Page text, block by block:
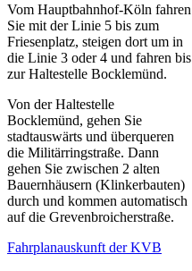
Vom Hauptbahnhof-Köln fahren
Sie mit der Linie 5 bis zum
Friesenplatz, steigen dort um in
die Linie 3 oder 4 und fahren bis
zur Haltestelle Bocklemünd.
Von der Haltestelle
Bocklemünd, gehen Sie
stadtauswärts und überqueren
die Militärringstraße. Dann
gehen Sie zwischen 2 alten
Bauernhäusern (Klinkerbauten)
durch und kommen automatisch
auf die Grevenbroicherstraße.
Fahrplanauskunft der KVB